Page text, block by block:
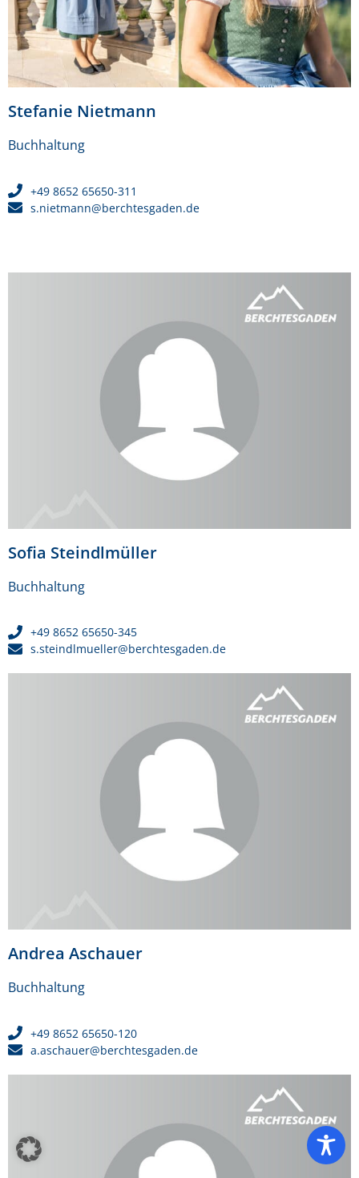
Stefanie Nietmann
Buchhaltung
+49 8652 65650-311
s.nietmann@berchtesgaden.de
Sofia Steindlmüller
Buchhaltung
+49 8652 65650-345
s.steindlmueller@berchtesgaden.de
Andrea Aschauer
Buchhaltung
+49 8652 65650-120
a.aschauer@berchtesgaden.de